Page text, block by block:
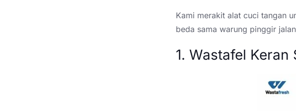
Kami merakit alat cuci tangan
beda sama warung pinggir
1. Wastafel Keran